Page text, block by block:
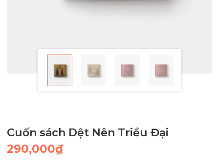
Cuốn sách Dệt Nên Triều Đại
290,000₫